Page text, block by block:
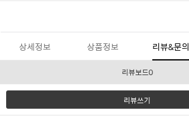
상세정보 상품정보 리뷰&문의
리뷰보드0
리뷰쓰기